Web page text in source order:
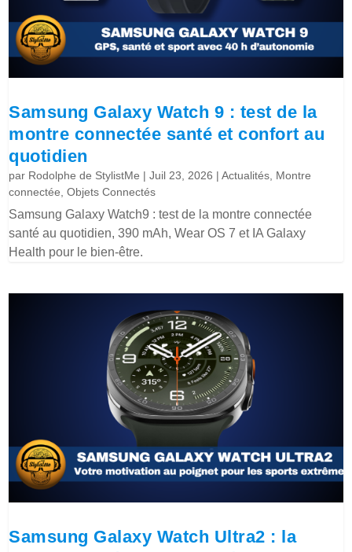
Samsung Galaxy Watch 9 : test de la
montre connectée santé et confort au
quotidien
par Rodolphe de StylistMe |Juil 23, 2026 |Actualités Montre
connectée ,Objets Connectés
Samsung Galaxy Watch9 : test de la montre connectée
santé au quotidien, 390 mAh, Wear OS 7 et IA Galaxy
Health pour le bien-être.
Samsung Galaxy Watch Ultra2 : la